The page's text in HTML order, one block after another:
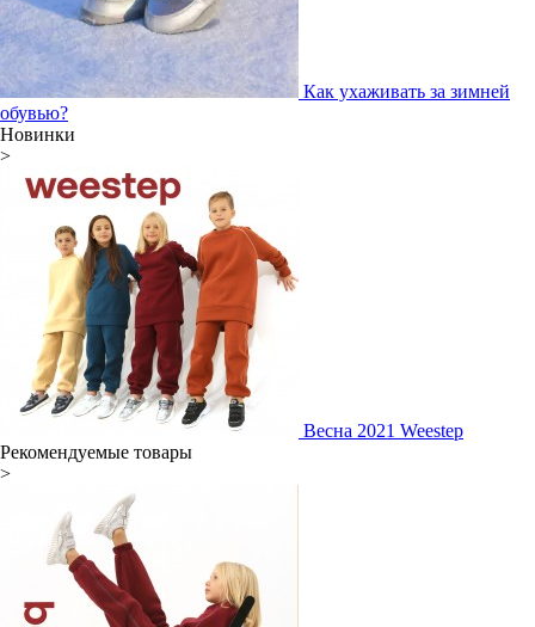
Как ухаживать за зимней
обувью?
Новинки
>
Весна 2021 Weestep
Рекомендуемые товары
>